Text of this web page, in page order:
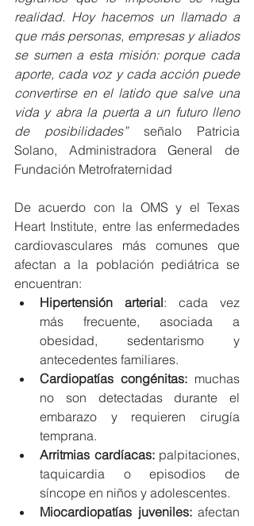
realidad. Hoy hacemos un llamado a
que más personas, empresas y aliados
se sumen a esta misión: porque cada
aporte, cada voz y cada acción puede
convertirse en el latido que salve una
vida y abra la puerta a un futuro lleno
de posibilidades” señalo Patricia
Solano, Administradora General de
Fundación Metrofraternidad
De acuerdo con la OMS y el Texas
Heart Institute, entre las enfermedades
cardiovasculares más comunes que
afectan a la población pediátrica se
encuentran:
Hipertensión arterial: cada vez
más frecuente, asociada a
obesidad, sedentarismo y
antecedentes familiares.
Cardiopatías congénitas: muchas
no son detectadas durante el
embarazo y requieren cirugía
temprana.
Arritmias cardíacas: palpitaciones,
taquicardia o episodios de
síncope en niños y adolescentes.
Miocardiopatías juveniles: afectan